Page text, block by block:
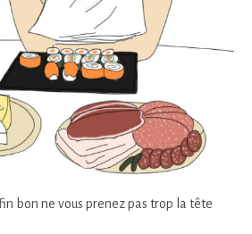
bon ne vous prenez pas trop la tête